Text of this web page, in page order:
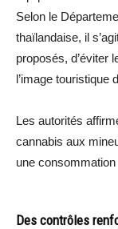
Selon le
thaïlandaise, il
proposés, d’éviter
l’image touristique
Les autorités
cannabis aux
une
Des contrôles